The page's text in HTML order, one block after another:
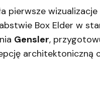
pierwsze wizualizacje
Box Elder w
Gensler,
architektoniczną